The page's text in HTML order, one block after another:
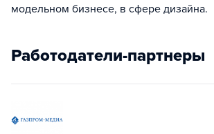
модельном бизнесе, в сфере дизайна.
Работодатели-партнеры